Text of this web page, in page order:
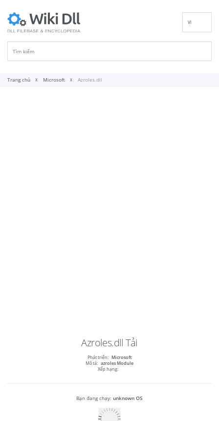
VI
Trang chủ Microsoft Azroles.dll
Azroles.dll Tải
Phát triển: Microsoft
Mô tả: azroles Module
Xếp hạng:
Bạn đang chạy: unknown OS